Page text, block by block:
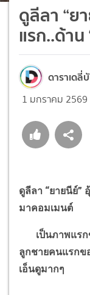
ดูลีลา “ย
แรก..ด้าน
ดาราเดลี่
1 มกราคม 2569
ดูลีลา “ยายนีย์”
มาคอมเมนต์
เป็นภาพแรก
ลูกชายคนแรกข
เอ็นดูมากๆ